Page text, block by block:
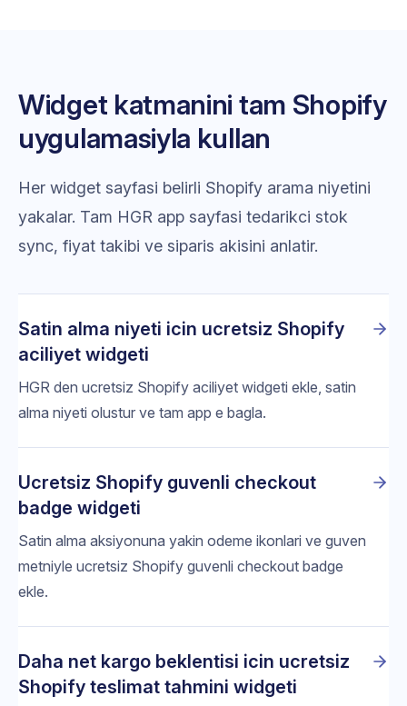
Widget katmanini tam Shopify
uygulamasiyla kullan
Her widget sayfasi belirli Shopify arama niyetini
yakalar. Tam HGR app sayfasi tedarikci stok
sync, fiyat takibi ve siparis akisini anlatir.
Satin alma niyeti icin ucretsiz Shopify
aciliyet widgeti
HGR den ucretsiz Shopify aciliyet widgeti ekle, satin
alma niyeti olustur ve tam app e bagla.
Ucretsiz Shopify guvenli checkout
badge widgeti
Satin alma aksiyonuna yakin odeme ikonlari ve guven
metniyle ucretsiz Shopify guvenli checkout badge
ekle.
Daha net kargo beklentisi icin ucretsiz
Shopify teslimat tahmini widgeti